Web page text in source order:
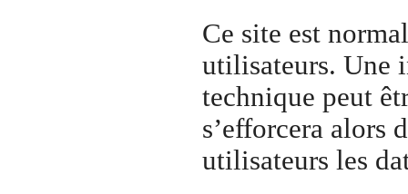
Ce site est
utilisateurs. Une
technique peut
s’efforcera alors
utilisateurs les